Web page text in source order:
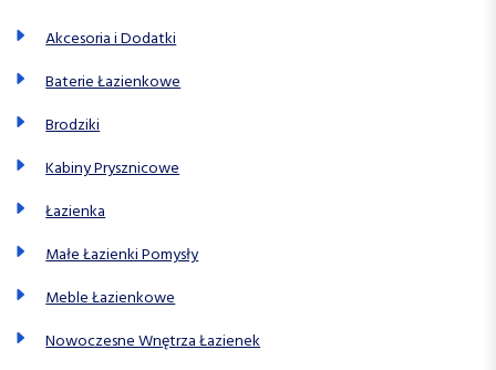
Akcesoria i Dodatki
Baterie Łazienkowe
Brodziki
Kabiny Prysznicowe
Łazienka
Małe Łazienki Pomysły
Meble Łazienkowe
Nowoczesne Wnętrza Łazienek